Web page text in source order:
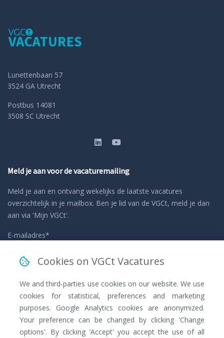
Lunettenbaan 57
3524 GA Utrecht
Postbus 14081
3508 SC Utrecht
Meld je aan voor de vacaturemailing
Meld je aan en ontvang wekelijks de laatste vacatures
overzichtelijk in je mailbox. Ben je lid van de VGCt, meld je dan
aan via 'Mijn VGCt'.
E-mailadres*
Cookies on VGCt Vacatures
We and third-parties use cookies on our website. We use
cookies for statistical, preferences and marketing
purposes. Google Analytics cookies are anonymized.
Your preference can be changed by clicking 'Change
options'. By clicking 'Accept' you accept the use of all